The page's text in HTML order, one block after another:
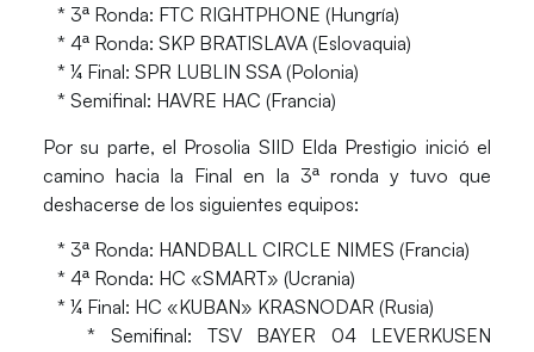
* 3ª Ronda: FTC RIGHTPHONE (Hungría)
* 4ª Ronda: SKP BRATISLAVA (Eslovaquia)
* ¼ Final: SPR LUBLIN SSA (Polonia)
* Semifinal: HAVRE HAC (Francia)
Por su parte, el Prosolia SIID Elda Prestigio inició el
camino hacia la Final en la 3ª ronda y tuvo que
deshacerse de los siguientes equipos:
* 3ª Ronda: HANDBALL CIRCLE NIMES (Francia)
* 4ª Ronda: HC «SMART» (Ucrania)
* ¼ Final: HC «KUBAN» KRASNODAR (Rusia)
* Semifinal: TSV BAYER 04 LEVERKUSEN